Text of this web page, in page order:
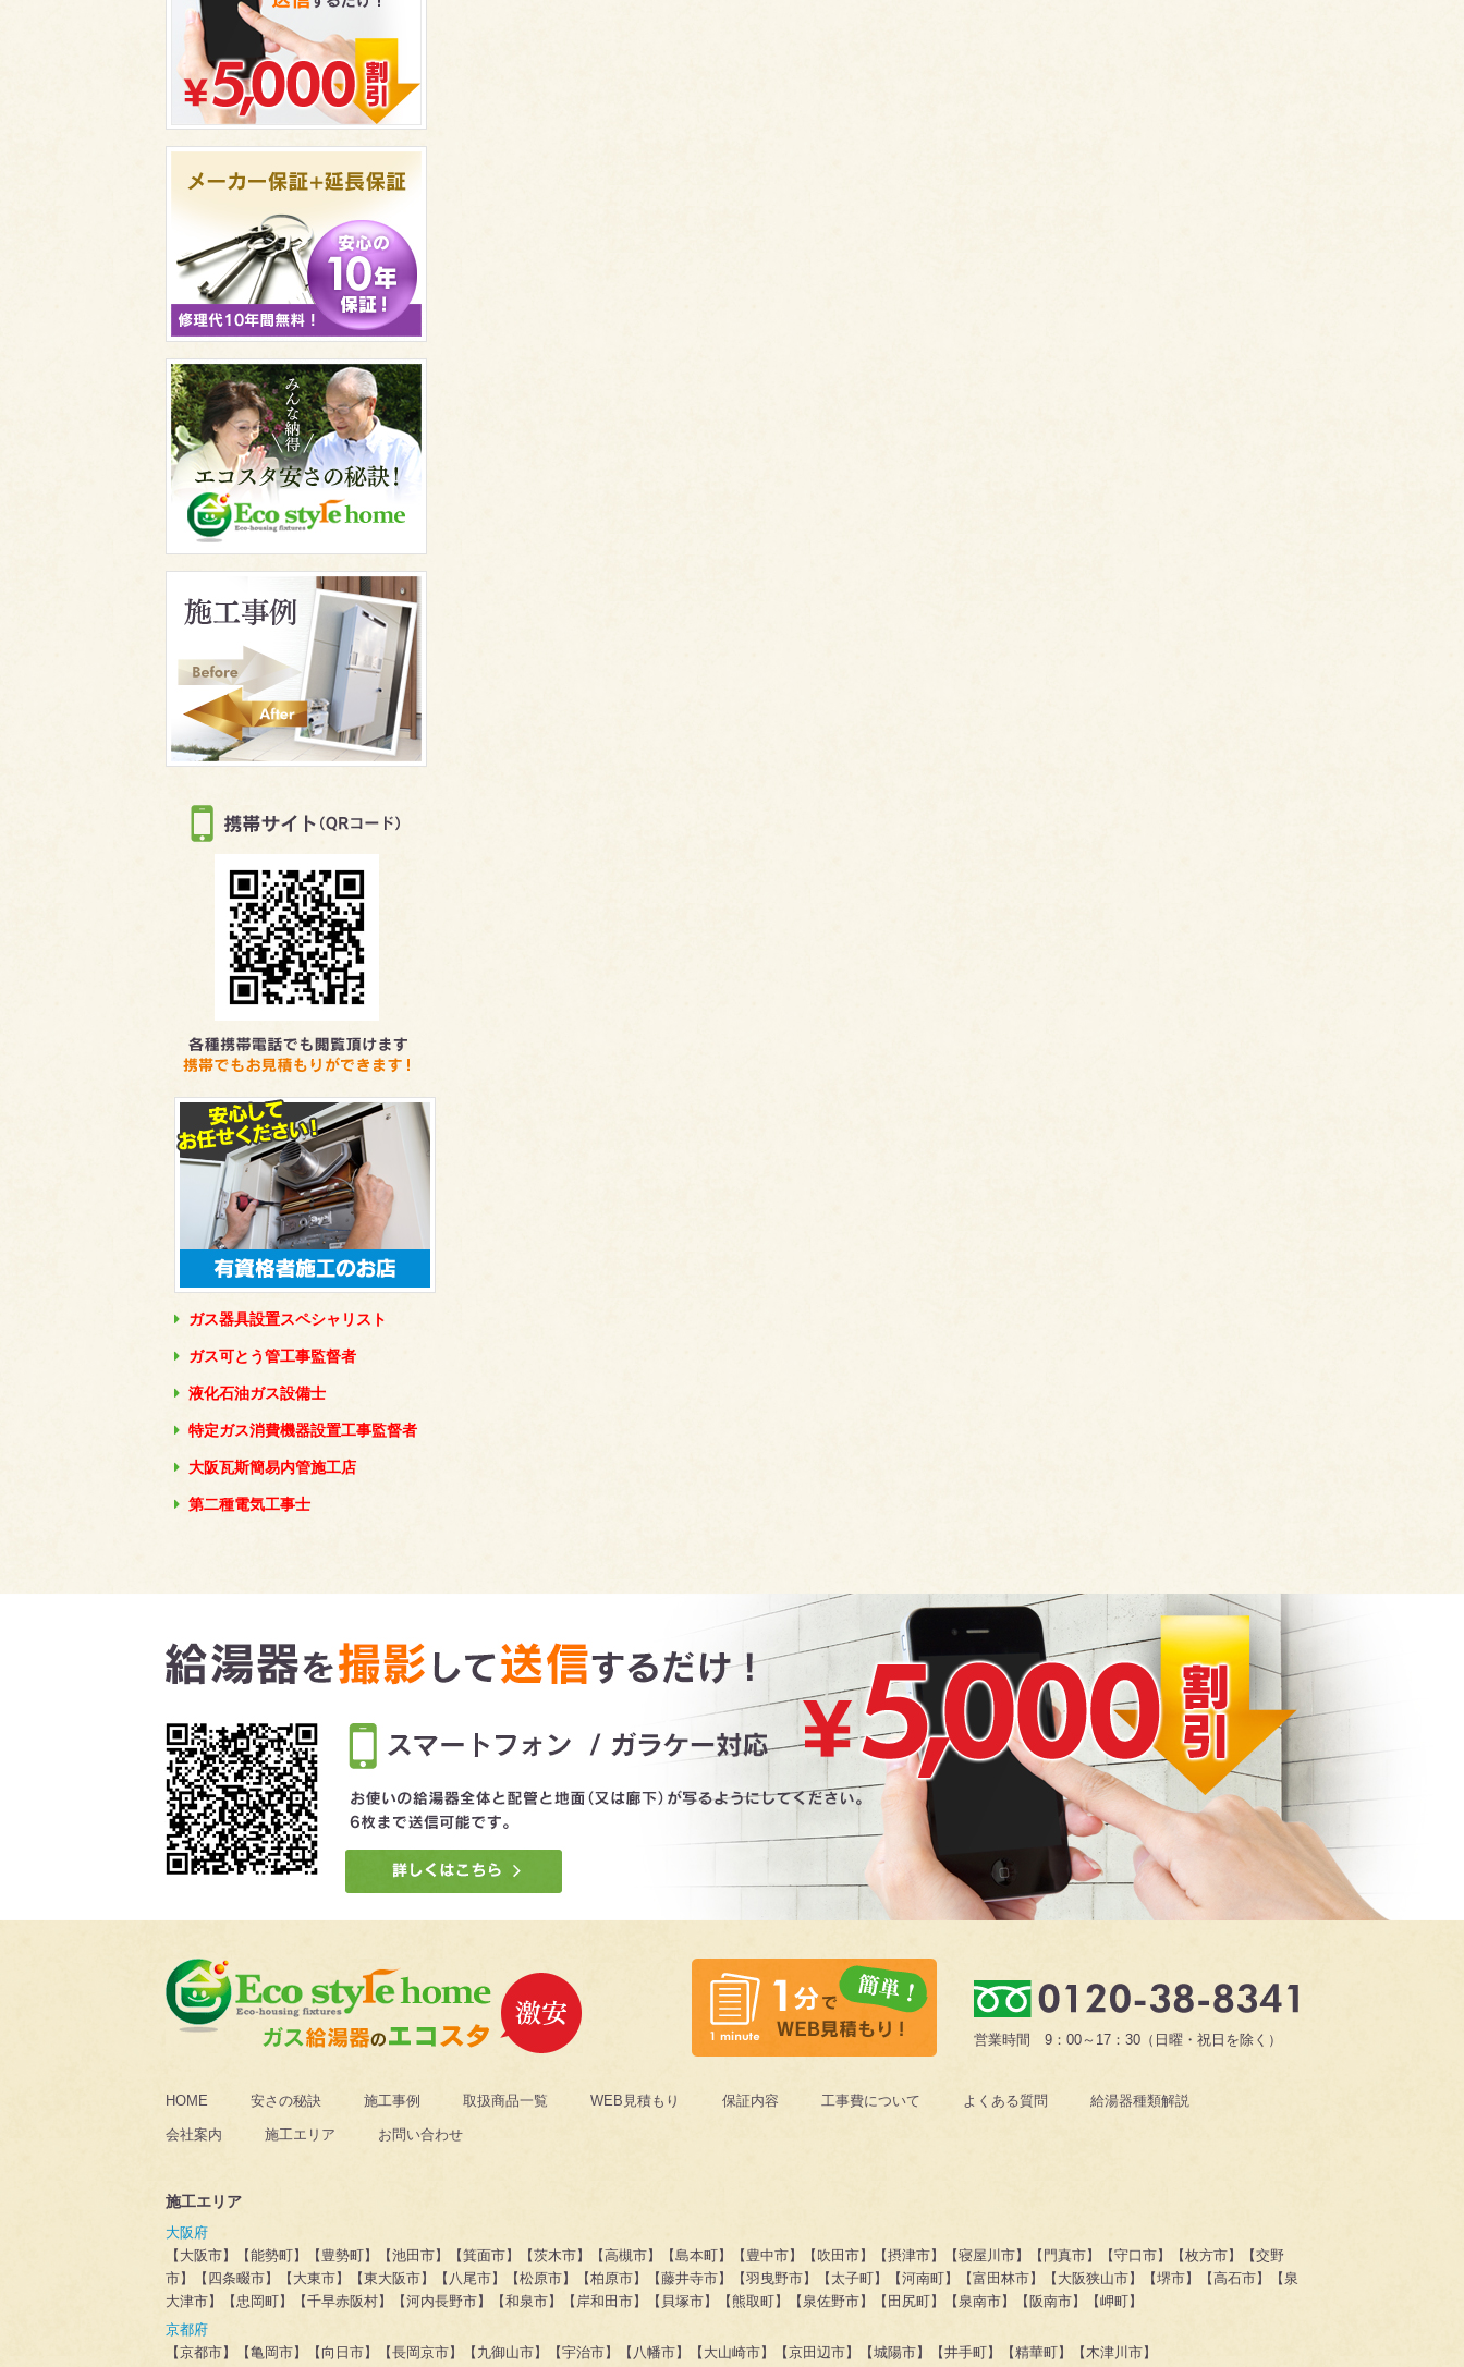
ガス器具設置スペシャリスト
ガス可とう管工事監督者
液化石油ガス設備士
特定ガス消費機器設置工事監督者
大阪瓦斯簡易内管施工店
第二種電気工事士
営業時間 9：00～17：30（日曜・祝日を除く）
HOME 安さの秘訣 施工事例 取扱商品一覧 WEB見積もり 保証内容 工事費について よくある質問 給湯器種類解説
会社案内 施工エリア お問い合わせ
施工エリア
大阪府
【大阪市】【能勢町】【豊勢町】【池田市】【箕面市】【茨木市】【高槻市】【島本町】【豊中市】【吹田市】【摂津市】【寝屋川市】【門真市】【守口市】【枚方市】【交野
市】【四条畷市】【大東市】【東大阪市】【八尾市】【松原市】【柏原市】【藤井寺市】【羽曳野市】【太子町】【河南町】【富田林市】【大阪狭山市】【堺市】【高石市】【泉
大津市】【忠岡町】【千早赤阪村】【河内長野市】【和泉市】【岸和田市】【貝塚市】【熊取町】【泉佐野市】【田尻町】【泉南市】【阪南市】【岬町】
京都府
【京都市】【亀岡市】【向日市】【長岡京市】【九御山市】【宇治市】【八幡市】【大山崎市】【京田辺市】【城陽市】【井手町】【精華町】【木津川市】